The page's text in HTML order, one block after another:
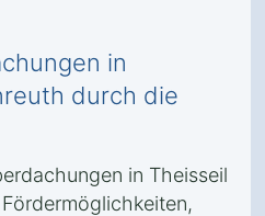
in
durch die
in Theisseil